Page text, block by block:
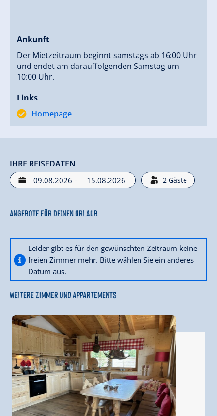
Ankunft
Der Mietzeitraum beginnt samstags ab 16:00 Uhr
und endet am darauffolgenden Samstag um
10:00 Uhr.
Links
Homepage
IHRE REISEDATEN
- 2 Gäste
Angebote für deinen Urlaub
Leider gibt es für den gewünschten Zeitraum keine
freien Zimmer mehr. Bitte wählen Sie ein anderes
Datum aus.
WEITERE ZIMMER UND APPARTEMENTS